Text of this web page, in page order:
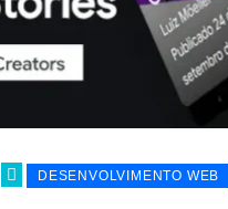
DESENVOLVIMENTO WEB